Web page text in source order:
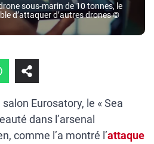
sous-marin de 10 tonnes, le
d’attaquer d’autres drones ©
Eurosatory, le « Sea
dans l’arsenal
comme l’a montré l’attaque